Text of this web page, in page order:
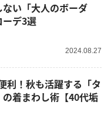
ない「大人のボーダ
ーデ3選
2024.08.27
利！秋も活躍する「タ
着まわし術【40代垢